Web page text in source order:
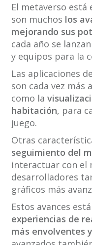
El metaverso está
son muchos los
mejorando sus
cada año se
y equipos para la
Las aplicaciones
son cada vez más
como la
habitación, para
juego.
Otras
seguimiento del
interactuar con el
desarrolladores
gráficos más
Estos avances
experiencias de
más envolventes